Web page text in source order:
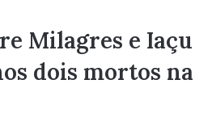
Milagres e Iaçu
dois mortos na